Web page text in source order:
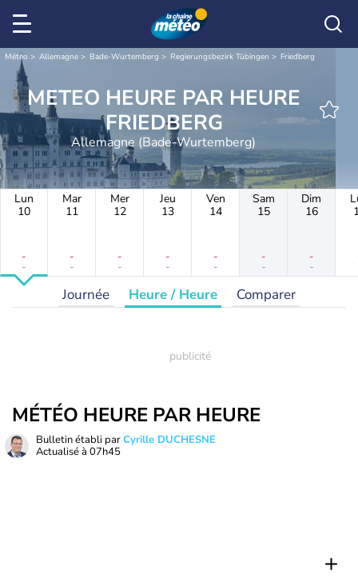
Météo Allemagne Bade-Wurtemberg Regierungsbezirk Tübingen Friedberg
METEO HEURE PAR HEURE
FRIEDBERG
Allemagne (Bade-Wurtemberg)
Lun
10
-
-
Mar
11
-
-
Mer
12
-
-
Jeu
13
-
-
Ven
14
-
-
Sam
15
-
-
Dim
16
-
-
Journée Heure / Heure Comparer
MÉTÉO HEURE PAR HEURE
Bulletin établi parCyrille DUCHESNE
Actualisé à 07h45